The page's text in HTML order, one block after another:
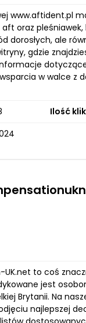
www.aftident.pl
oraz
dorosłych, ale
gdzie
w walce z
Ilość
to coś
jest
Brytanii. Na
najlepszej